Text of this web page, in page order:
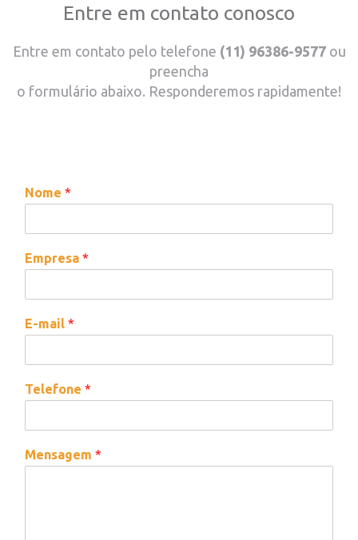
Entre em contato conosco
Entre em contato pelo telefone (11) 96386-9577ou
preencha
o formulário abaixo. Responderemos rapidamente!
Nome *
Empresa *
E-mail *
Telefone *
Mensagem *